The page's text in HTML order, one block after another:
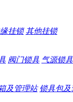
挂锁 其他挂锁
阀门锁具 气源锁具
及管理站 锁具包及